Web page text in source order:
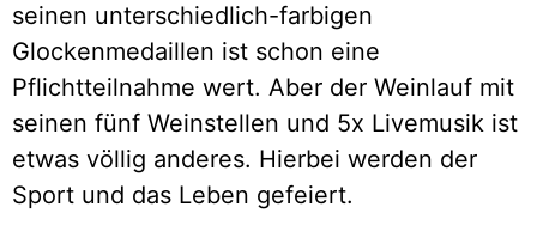
seinen unterschiedlich-farbigen
Glockenmedaillen ist schon eine
Pflichtteilnahme wert. Aber der Weinlauf mit
seinen fünf Weinstellen und 5x Livemusik ist
etwas völlig anderes. Hierbei werden der
Sport und das Leben gefeiert.